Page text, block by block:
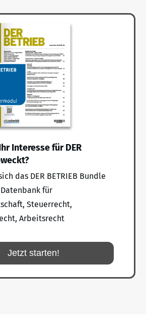
Interesse für DER
das DER BETRIEB Bundle
für
Steuerrecht,
Arbeitsrecht
Jetzt starten!